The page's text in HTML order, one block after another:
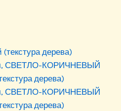
дерева)
СВЕТЛО-КОРИЧНЕВЫЙ
дерева)